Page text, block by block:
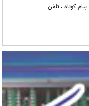
کوتاه ، تلفن